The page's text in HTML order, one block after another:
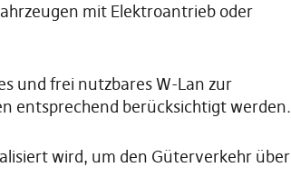
mit Elektroantrieb oder
und frei nutzbares W-Lan zur
entsprechend berücksichtigt werden.
wird, um den Güterverkehr über